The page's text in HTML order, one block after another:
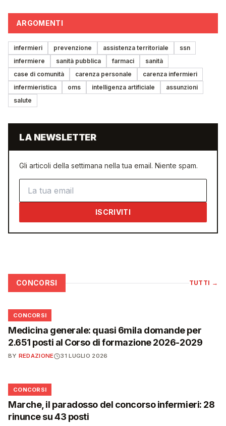
ARGOMENTI
infermieri prevenzione assistenza territoriale
ssn
infermiere
sanità pubblica farmaci
sanità
case di comunità
carenza personale
carenza infermieri
infermieristica
oms intelligenza artificiale
assunzioni
salute
LA NEWSLETTER
Gli articoli della settimana nella tua email. Niente spam.
ISCRIVITI
CONCORSI TUTTI →
📋
CONCORSI
Medicina generale: quasi 6mila domande per
2.651 posti al Corso di formazione 2026-2029
BY REDAZIONE 31 LUGLIO 2026
📋
CONCORSI
Marche, il paradosso del concorso infermieri: 28
rinunce su 43 posti